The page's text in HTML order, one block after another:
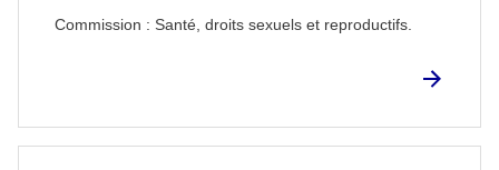
Commission : Santé, droits sexuels et reproductifs.